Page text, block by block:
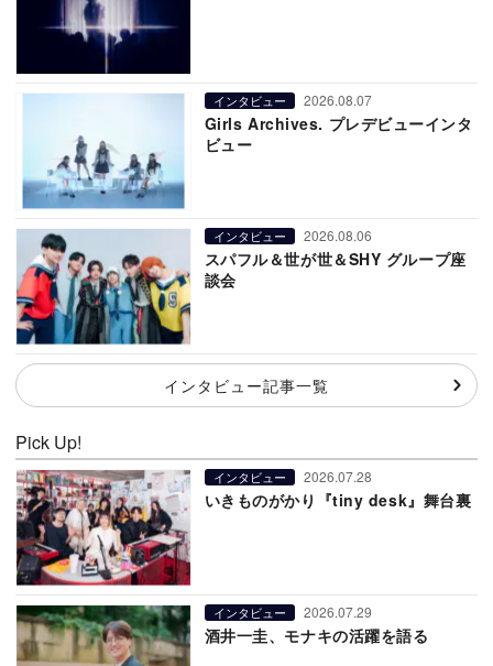
インタビュー 2026.08.07
Girls Archives. プレデビューインタ
ビュー
インタビュー 2026.08.06
スパフル＆世が世＆SHY グループ座
談会
インタビュー記事一覧
Pick Up!
インタビュー 2026.07.28
いきものがかり『tiny desk』舞台裏
インタビュー 2026.07.29
酒井一圭、モナキの活躍を語る